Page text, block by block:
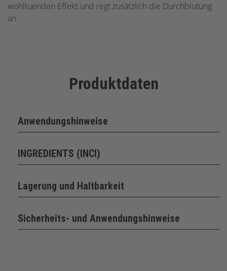
wohltuenden Effekt und regt zusätzlich die Durchblutung
an.
Produktdaten
Anwendungshinweise
INGREDIENTS (INCI)
Lagerung und Haltbarkeit
Sicherheits- und Anwendungshinweise